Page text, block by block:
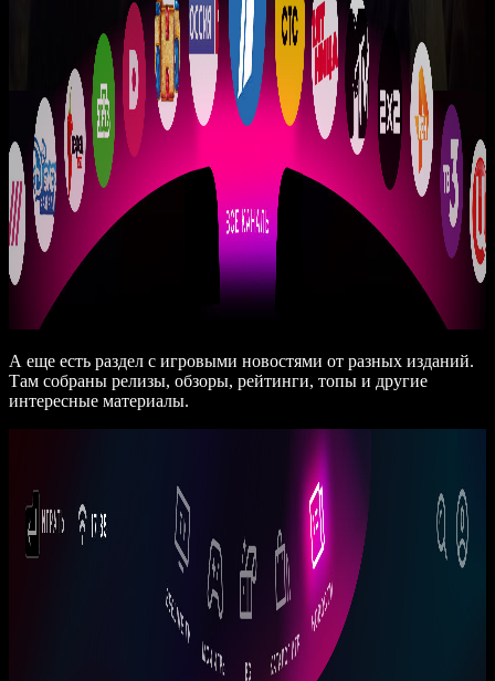
А еще есть раздел с игровыми новостями от разных изданий.
Там собраны релизы, обзоры, рейтинги, топы и другие
интересные материалы.